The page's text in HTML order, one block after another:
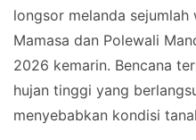
longsor melanda
Mamasa dan Polewali
2026 kemarin. Bencana
hujan tinggi yang
menyebabkan kondisi